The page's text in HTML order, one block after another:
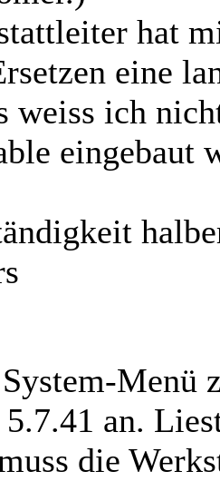
hat
eine
weiss ich
eingebaut
Menü
an.
die